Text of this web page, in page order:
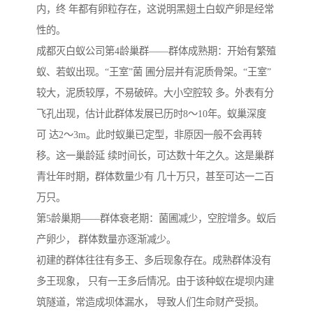
内，终 年都有卵粒存在，这说明黑翅土白蚁产卵是经常
性的。
成都灭白蚁公司第4龄巢群——群体成熟期：开始有繁殖
蚁、若蚁出现。“王室”菌 圃分层并有泥质骨架。“王室”
较大，泥质较厚，不易破碎。大小空腔较 多。外表有分
飞孔出现，估计此群体发展已历时8～10年。蚁巢深度
可 达2～3m。此时蚁巢已定型，非原因一般不会再转
移。这一巢龄延 续时间长，可达数十年之久。这是巢群
青壮年时期，群体数量少有 几十万只，甚至可达一二百
万只。
第5龄巢期——群体衰老期：菌圃减少，空腔增多。蚁后
产卵少， 群体数量亦逐渐减少。
初建的群体往往有多王、多后现象存在。成熟群体没有
多王现象， 只有一王多后情况。由于该种蚁在堤坝内建
筑隧道，常造成坝体漏水， 导致人们生命财产受损。